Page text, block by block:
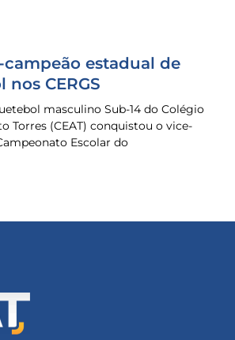
campeão estadual de
CERGS
masculino Sub-14 do Colégio
Torres (CEAT) conquistou o vice-
Escolar do